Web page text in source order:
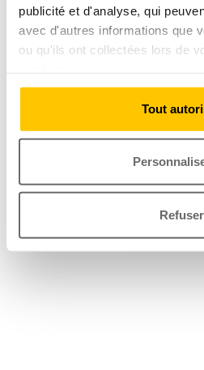
publicité et d'analyse, qui
avec d'autres informations que
ou qu'ils ont collectées lors de
Tout
Refuser